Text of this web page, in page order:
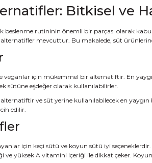
Bitkisel ve
rutininin önemli bir parçası olarak
mevcuttur. Bu makalede, süt
veganlar için mükemmel bir alternatiftir. En
sütüne eşdeğer olarak kullanılabilirler.
alternatiftir ve süt yerine kullanılabilecek en
edilir.
için keçi sütü ve koyun sütü iyi
ve yüksek A vitamini içeriği ile dikkat çeker.